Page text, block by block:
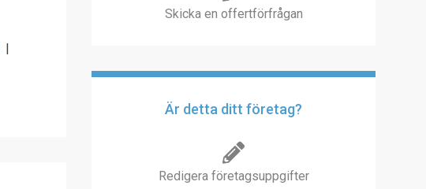
|
Skicka en offertförfrågan
Är detta ditt företag?
Redigera företagsuppgifter